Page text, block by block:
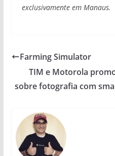
exclusivamente em Manaus.
Farming Simulator
TIM e Motorola
sobre fotografia com